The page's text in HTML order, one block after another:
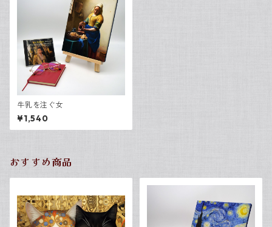
牛乳を注ぐ女
¥1,540
おすすめ商品